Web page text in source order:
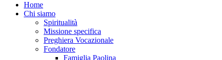
Home
Chi siamo
Spiritualità
Missione specifica
Preghiera Vocazionale
Fondatore
Famiglia Paolina